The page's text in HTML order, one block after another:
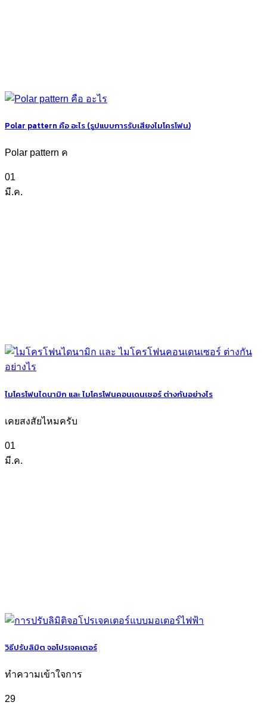
Polar pattern คือ อะไร (รูปแบบการรับเสียงไมโครโฟน)
Polar pattern ค
01
มี.ค.
ไมโครโฟนไดนามิก และ ไมโครโฟนคอนเดนเซอร์ ต่างกันอย่างไร
เคยสงสัยไหมครับ
01
มี.ค.
วิธีปรับลิมิต จอโปรเจคเตอร์
ทำความเข้าใจการ
29